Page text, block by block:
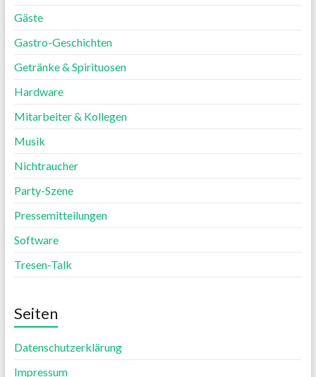
Gäste
Gastro-Geschichten
Getränke & Spirituosen
Hardware
Mitarbeiter & Kollegen
Musik
Nichtraucher
Party-Szene
Pressemitteilungen
Software
Tresen-Talk
Seiten
Datenschutzerklärung
Impressum